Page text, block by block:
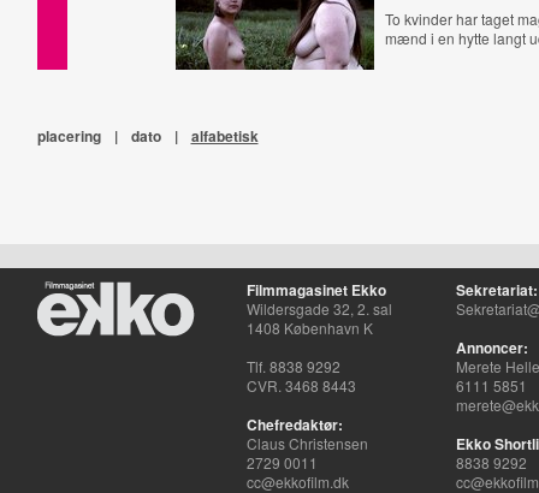
To kvinder har taget
mænd i en hytte langt
placering | dato | alfabetisk
Filmmagasinet Ekko
Wildersgade 32, 2. sal
1408 København K
Tlf. 8838 9292
CVR. 3468 8443
Chefredaktør:
Claus Christensen
2729 0011
cc@ekkofilm.dk
Sekretariat:
Annoncer:
Merete
6111 5851
Ekko
8838 9292